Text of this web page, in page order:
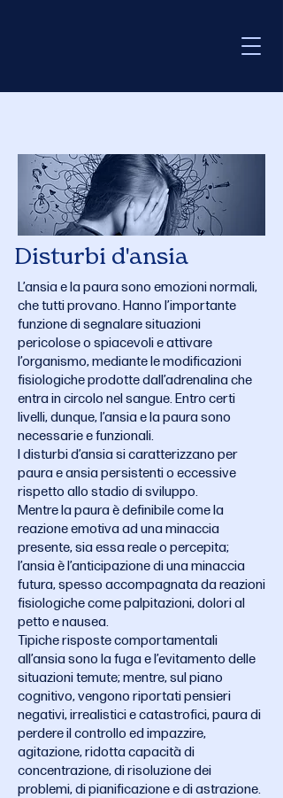
Disturbi d'ansia
L’ansia e la paura sono emozioni normali,
che tutti provano. Hanno l’importante
funzione di segnalare situazioni
pericolose o spiacevoli e attivare
l’organismo, mediante le modificazioni
fisiologiche prodotte dall’adrenalina che
entra in circolo nel sangue. Entro certi
livelli, dunque, l’ansia e la paura sono
necessarie e funzionali.
I disturbi d’ansia si caratterizzano per
paura e ansia persistenti o eccessive
rispetto allo stadio di sviluppo.
Mentre la paura è definibile come la
reazione emotiva ad una minaccia
presente, sia essa reale o percepita;
l’ansia è l’anticipazione di una minaccia
futura, spesso accompagnata da reazioni
fisiologiche come palpitazioni, dolori al
petto e nausea.
Tipiche risposte comportamentali
all’ansia sono la fuga e l’evitamento delle
situazioni temute; mentre, sul piano
cognitivo, vengono riportati pensieri
negativi, irrealistici e catastrofici, paura di
perdere il controllo ed impazzire,
agitazione, ridotta capacità di
concentrazione, di risoluzione dei
problemi, di pianificazione e di astrazione.